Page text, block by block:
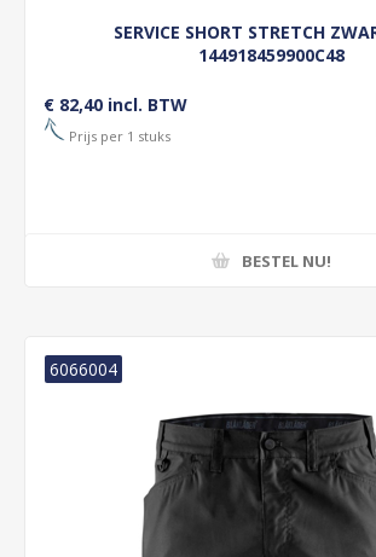
SERVICE SHORT STRETCH
144918459900C48
€ 82,40 incl. BTW
Prijs per 1 stuks
BESTEL NU!
6066004